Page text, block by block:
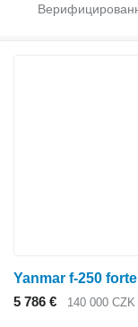
Yanmar f-250 forte
5 786 €
140 000 CZK